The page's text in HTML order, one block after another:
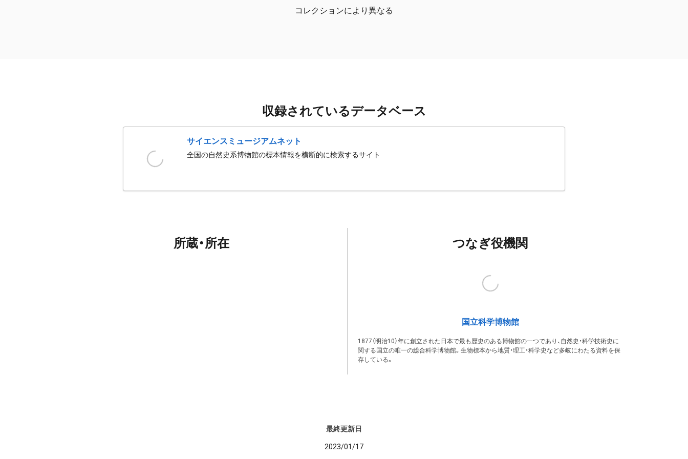
コレクションにより異なる
収録されているデータベース
サイエンスミュージアムネット
全国の自然史系博物館の標本情報を横断的に検索するサイト
所蔵・所在 つなぎ役機関
国立科学博物館
1877（明治10）年に創立された日本で最も歴史のある博物館の一つであり、自然史・科学技術史に
関する国立の唯一の総合科学博物館。生物標本から地質・理工・科学史など多岐にわたる資料を保
存している。
最終更新日
2023/01/17